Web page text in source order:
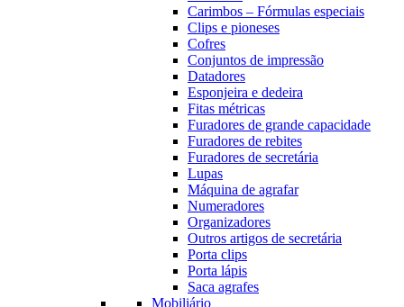
Carimbos – Fórmulas especiais
Clips e pioneses
Cofres
Conjuntos de impressão
Datadores
Esponjeira e dedeira
Fitas métricas
Furadores de grande capacidade
Furadores de rebites
Furadores de secretária
Lupas
Máquina de agrafar
Numeradores
Organizadores
Outros artigos de secretária
Porta clips
Porta lápis
Saca agrafes
Mobiliário